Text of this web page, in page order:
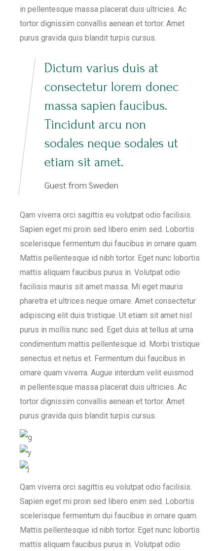
in pellentesque massa placerat duis ultricies. Ac
tortor dignissim convallis aenean et tortor. Amet
purus gravida quis blandit turpis cursus.
Dictum varius duis at
consectetur lorem donec
massa sapien faucibus.
Tincidunt arcu non
sodales neque sodales ut
etiam sit amet.
Guest from Sweden
Qam viverra orci sagittis eu volutpat odio facilisis.
Sapien eget mi proin sed libero enim sed. Lobortis
scelerisque fermentum dui faucibus in ornare quam.
Mattis pellentesque id nibh tortor. Eget nunc lobortis
mattis aliquam faucibus purus in. Volutpat odio
facilisis mauris sit amet massa. Mi eget mauris
pharetra et ultrices neque ornare. Amet consectetur
adipiscing elit duis tristique. Ut etiam sit amet nisl
purus in mollis nunc sed. Eget duis at tellus at urna
condimentum mattis pellentesque id. Morbi tristique
senectus et netus et. Fermentum dui faucibus in
ornare quam viverra. Augue interdum velit euismod
in pellentesque massa placerat duis ultricies. Ac
tortor dignissim convallis aenean et tortor. Amet
purus gravida quis blandit turpis cursus.
Qam viverra orci sagittis eu volutpat odio facilisis.
Sapien eget mi proin sed libero enim sed. Lobortis
scelerisque fermentum dui faucibus in ornare quam.
Mattis pellentesque id nibh tortor. Eget nunc lobortis
mattis aliquam faucibus purus in. Volutpat odio